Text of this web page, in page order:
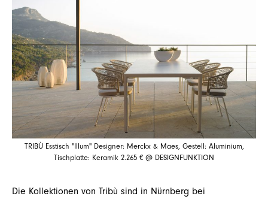
TRIBÙ Esstisch "Illum" Designer: Merckx & Maes, Gestell: Aluminium,
Tischplatte: Keramik 2.265 € @ DESIGNFUNKTION
Die Kollektionen von Tribù sind in Nürnberg bei